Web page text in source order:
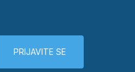
PRIJAVITE SE